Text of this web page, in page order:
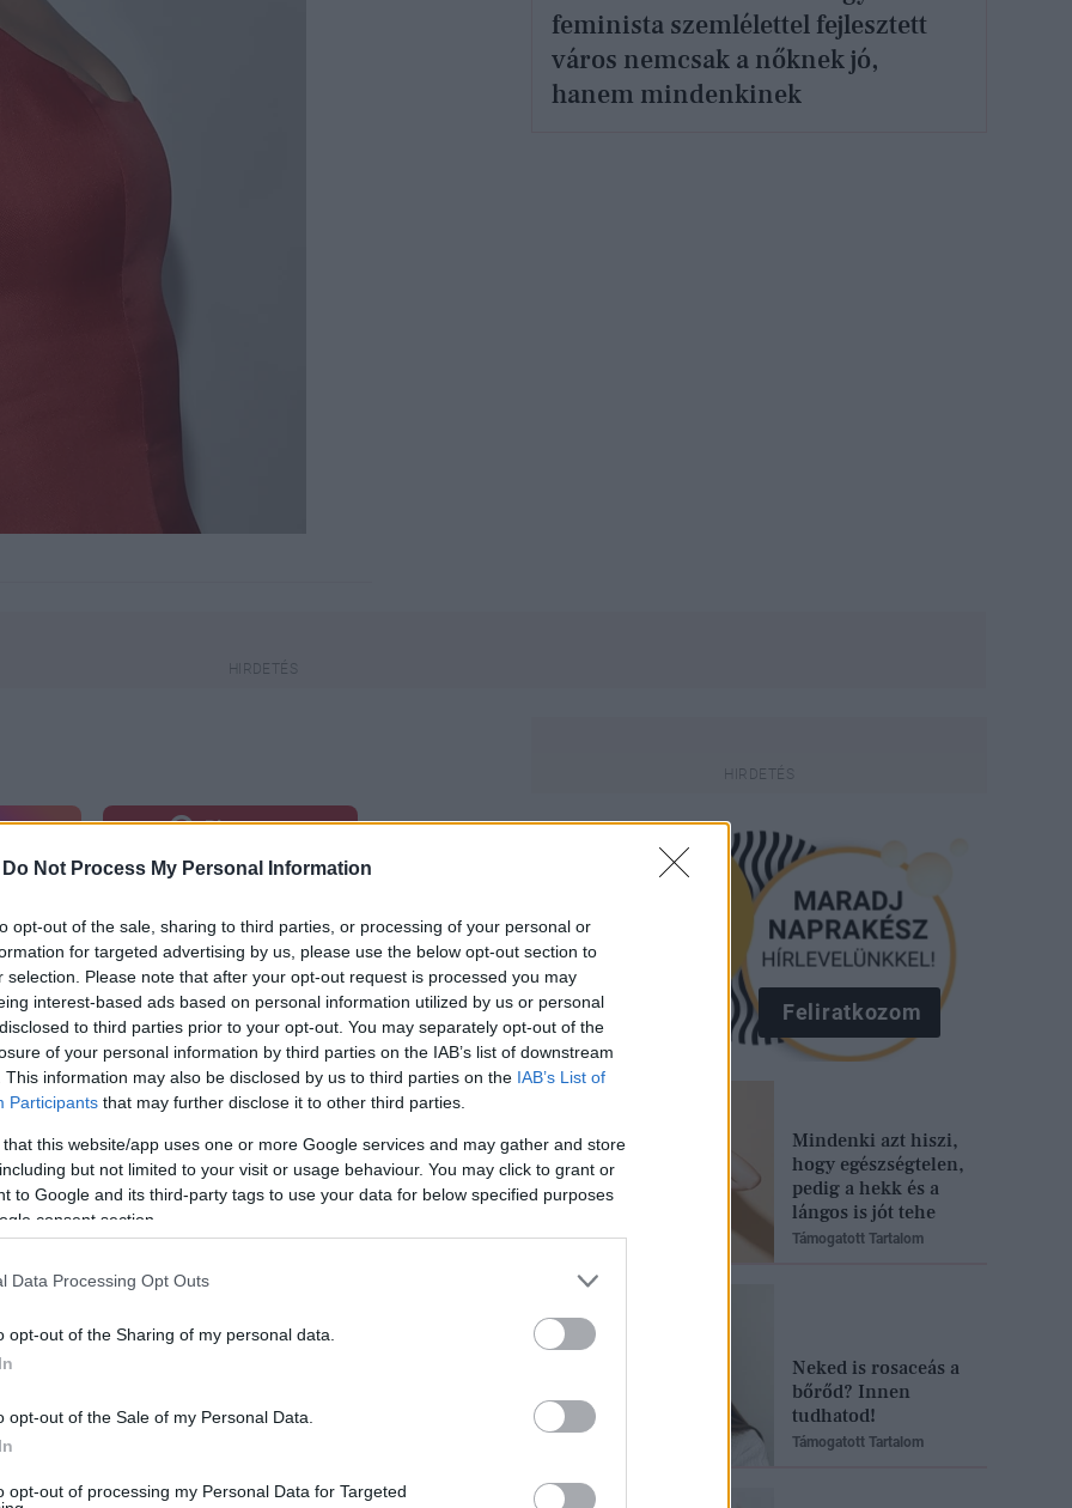
Do Not Process My Personal Information
opt-out of the sale, sharing to third parties, or processing of your personal or
for targeted advertising by us, please use the below opt-out section to
selection. Please note that after your opt-out request is processed you may
interest-based ads based on personal information utilized by us or personal
to third parties prior to your opt-out. You may separately opt-out of the
of your personal information by third parties on the IAB’s list of downstream
This information may also be disclosed by us to third parties on the IAB’s List of
Participants that may further disclose it to other third parties.
that this website/app uses one or more Google services and may gather and store
but not limited to your visit or usage behaviour. You may click to grant or
to Google and its third-party tags to use your data for below specified purposes
consent section.
Data Processing Opt Outs
opt-out of the Sharing of my personal data.
opt-out of the Sale of my Personal Data.
opt-out of processing my Personal Data for Targeted
feminista szemlélettel fejlesztett
város nemcsak a nőknek jó,
hanem mindenkinek
Pinterest
média csendjét, és szép
ugyan várat magára, hogy a
egész sokszor lencsevégre
valamilyen közös megmozdulás
és a szemfüles rajongók egy
mit csinál kedvencük.
Feliratkozom
Mindenki azt hiszi,
hogy egészségtelen,
pedig a hekk és a
lángos is jót tehe
Támogatott Tartalom
Neked is rosaceás a
bőrőd? Innen
tudhatod!
Támogatott Tartalom